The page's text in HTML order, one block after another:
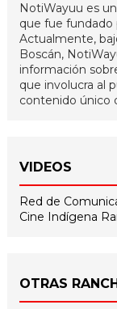
NotiWayuu es
que fue fundado
Actualmente,
Boscán,
información
que involucra al
contenido único
VIDEOS
Red de
Cine Indígena
OTRAS